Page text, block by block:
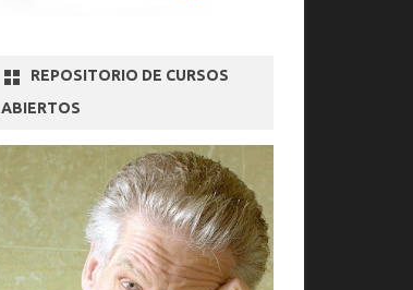
REPOSITORIO DE CURSOS
ABIERTOS